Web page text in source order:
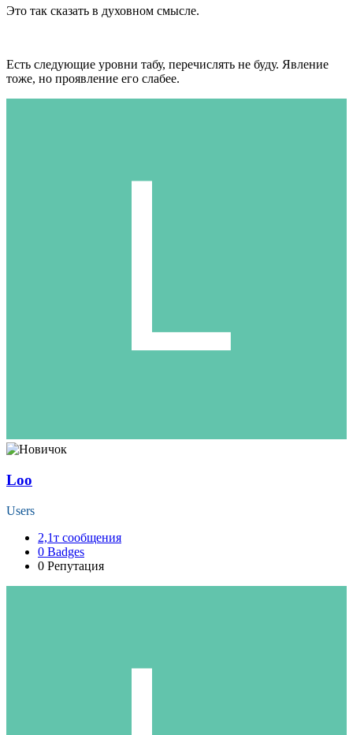
Это так сказать в духовном смысле.
Есть следующие уровни табу, перечислять не буду. Явление
тоже, но проявление его слабее.
Loo
Users
2,1т сообщения
0 Badges
0 Репутация